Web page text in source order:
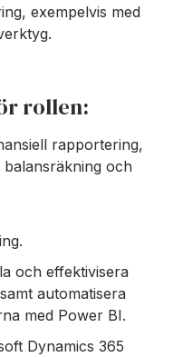
exempelvis med
rollen:
rapportering,
och
och effektivisera
automatisera
med Power BI.
Dynamics 365